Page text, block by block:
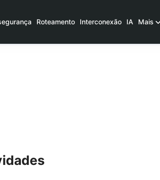
Roteamento Interconexão IA Mais